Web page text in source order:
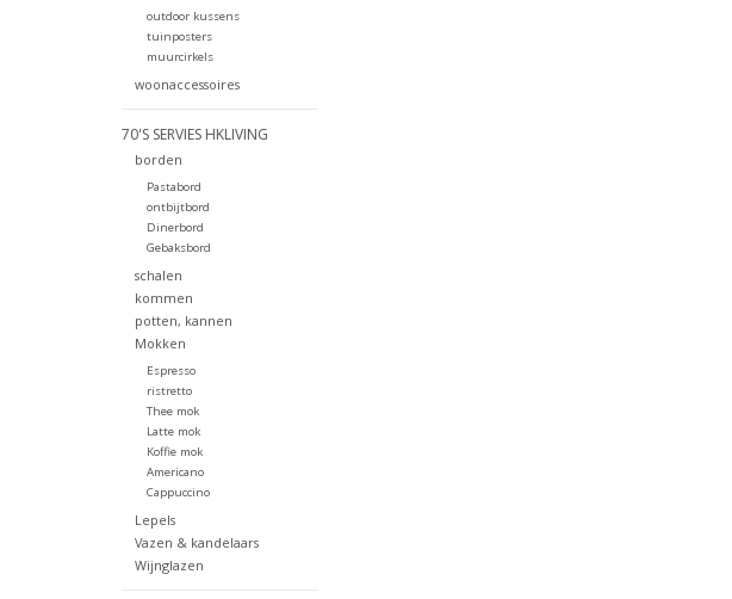
outdoor kussens
tuinposters
muurcirkels
woonaccessoires
70'S SERVIES HKLIVING
borden
Pastabord
ontbijtbord
Dinerbord
Gebaksbord
schalen
kommen
potten, kannen
Mokken
Espresso
ristretto
Thee mok
Latte mok
Koffie mok
Americano
Cappuccino
Lepels
Vazen & kandelaars
Wijnglazen